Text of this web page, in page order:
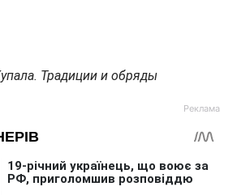
Традиции и обряды